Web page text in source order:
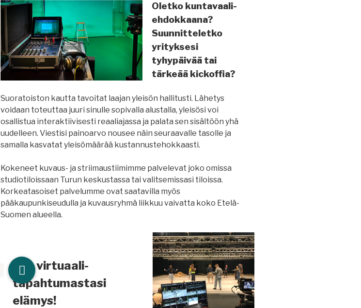
Oletko kuntavaali-
ehdokkaana?
Suunnitteletko
yrityksesi
tyhypäivää tai
tärkeää kickoffia?
Suoratoiston kautta tavoitat laajan yleisön hallitusti. Lähetys
voidaan toteuttaa juuri sinulle sopivalla alustalla, yleisösi voi
osallistua interaktiivisesti reaaliajassa ja palata sen sisältöön yhä
uudelleen. Viestisi painoarvo nousee näin seuraavalle tasolle ja
samalla kasvatat yleisömäärää kustannustehokkaasti.
Kokeneet kuvaus- ja striimaustiimimme palvelevat joko omissa
studiotiloissaan Turun keskustassa tai valitsemissasi tiloissa.
Korkeatasoiset palvelumme ovat saatavilla myös
pääkaupunkiseudulla ja kuvausryhmä liikkuu vaivatta koko Etelä-
Suomen alueella.
Tee virtuaali-
tapahtumastasi
elämys!